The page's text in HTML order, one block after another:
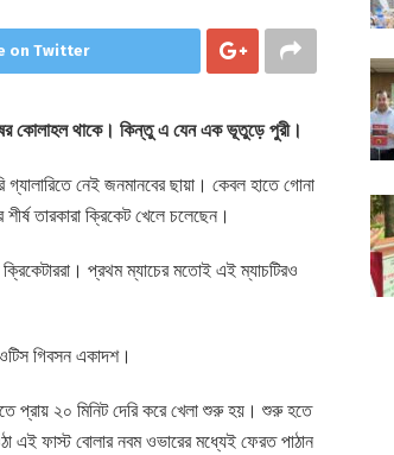
on Twitter
কোলাহল থাকে। কিন্তু এ যেন এক ভূতুড়ে পুরী।
নেই জনমানবের ছায়া। কেবল হাতে গোনা
তারকারা ক্রিকেট খেলে চলেছেন।
প্রথম ম্যাচের মতোই এই ম্যাচটিরও
গিবসন একাদশ।
প্রায় ২০ মিনিট দেরি করে খেলা শুরু হয়। শুরু হতে
এই ফাস্ট বোলার নবম ওভারের মধ্যেই ফেরত পাঠান